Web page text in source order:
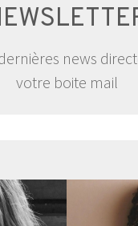
news
votre boite mail